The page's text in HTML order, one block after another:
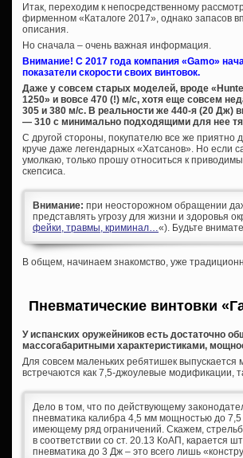
Итак, переходим к непосредственному
фирменном «Каталоге 2017», однако запасов
описания.
Но сначала – очень важная информация.
Внимание! С 2017 года компания «Gamo»
показатели скорости своих винтовок.
Даже у совсем старых моделей, вроде
1250» и вовсе 470 (!) м/с, хотя еще совсем
305 и 380 м/с. В реальности же 440-я (20 Дж)
— 310 с минимально подходящими для нее
С другой стороны, покупателю все же приятно
круче даже легендарных «Хатсанов». Но если
умолкаю, только прошу относиться к
скепсиса.
Внимание: при неосторожном обращении
представлять угрозу для жизни и здоровья
фейки, травмы, криминал… «). Будьте
В общем, начинаем знакомство, уже
Пневматические винтовки
У испанских оружейников есть достаточно
массогабаритными характеристиками,
Для совсем маленьких ребятишек
встречаются как 7,5-джоулевые модификации,
Дело в том, что по действующему
пневматика калибра 4,5 мм мощностью до
имеющему ряд ограничений. Скажем,
в соответствии со ст. 20.13 КоАП, карается
пневматика до 3 Дж – это всего лишь